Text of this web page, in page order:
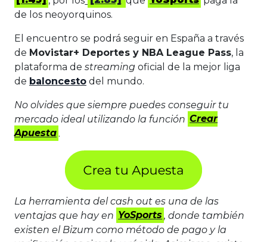
de los neoyorquinos.
El encuentro se podrá seguir en España a través
de Movistar+ Deportes y NBA League Pass, la
plataforma de streaming oficial de la mejor liga
de baloncesto del mundo.
No olvides que siempre puedes conseguir tu
mercado ideal utilizando la función Crear
Apuesta .
La herramienta del cash out es una de las
ventajas que hay en YoSports , donde también
existen el Bizum como método de pago y la